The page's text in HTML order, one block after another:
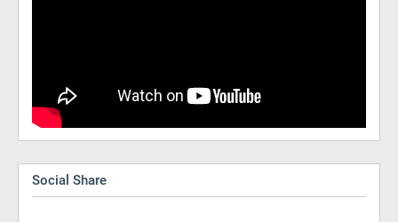
Social Share